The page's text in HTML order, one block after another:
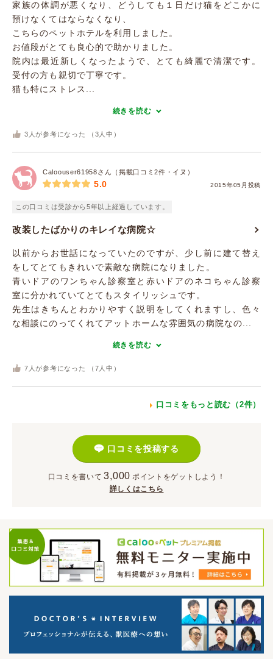
家族の体調が悪くなり、どうしても１日だけ猫をどこかに
預けなくてはならなくなり、
こちらのペットホテルを利用しました。
お値段がとても良心的で助かりました。
院内は最近新しくなったようで、とても綺麗で清潔です。
受付の方も親切で丁寧です。
猫も特にストレス...
続きを読む
3 人が参考になった （ 3 人中）
Caloouser61958さん（掲載口コミ2件・イヌ）
2015年05月投稿
5.0
この口コミは受診から5年以上経過しています。
改装したばかりのキレイな病院☆
以前からお世話になっていたのですが、少し前に建て替え
をしてとてもきれいで素敵な病院になりました。
青いドアのワンちゃん診察室と赤いドアのネコちゃん診察
室に分かれていてとてもスタイリッシュです。
先生はきちんとわかりやすく説明をしてくれますし、色々
な相談にのってくれてアットホームな雰囲気の病院なの...
続きを読む
7 人が参考になった （ 7 人中）
口コミをもっと読む（2件）
口コミを投稿する
口コミを書いて 3,000 ポイント をゲットしよう！
詳しくはこちら